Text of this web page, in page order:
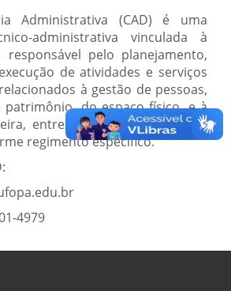
Administrativa (CAD) é uma
administrativa vinculada à
responsável pelo planejamento,
de atividades e serviços
à gestão de pessoas,
patrimônio, do espaço físico, e à
entre outras, no âmbito do
regimento específico.
4979